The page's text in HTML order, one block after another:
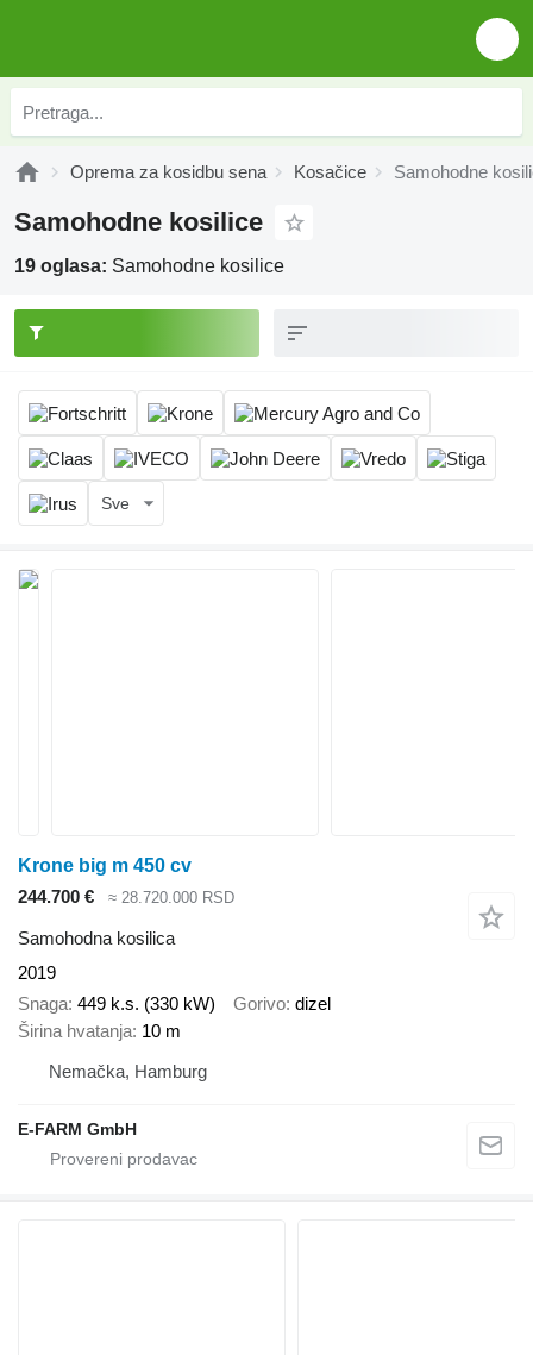
Oprema za kosidbu sena Kosačice Samohodne
Samohodne kosilice
19 oglasa: Samohodne kosilice
Sve
Krone big m 450 cv
244.700 €
≈ 28.720.000 RSD
Samohodna kosilica
2019
Snaga 449 k.s. (330 kW) Gorivo dizel
Širina hvatanja 10 m
Nemačka, Hamburg
E-FARM GmbH